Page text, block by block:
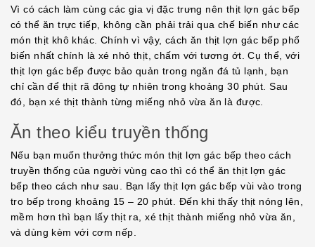
Vì có cách làm cùng các gia vị đặc trưng nên thịt lợn gác bếp
có thể ăn trực tiếp, không cần phải trải qua chế biến như các
món thịt khô khác. Chính vì vậy, cách ăn thịt lợn gác bếp phổ
biến nhất chính là xé nhỏ thịt, chấm với tương ớt. Cụ thể, với
thịt lợn gác bếp được bảo quản trong ngăn đá tủ lạnh, bạn
chỉ cần để thịt rã đông tự nhiên trong khoảng 30 phút. Sau
đó, bạn xé thịt thành từng miếng nhỏ vừa ăn là được.
Ăn theo kiểu truyền thống
Nếu bạn muốn thưởng thức món thịt lợn gác bếp theo cách
truyền thống của người vùng cao thì có thể ăn thịt lợn gác
bếp theo cách như sau. Bạn lấy thịt lợn gác bếp vùi vào trong
tro bếp trong khoảng 15 – 20 phút. Đến khi thấy thịt nóng lên,
mềm hơn thì bạn lấy thịt ra, xé thịt thành miếng nhỏ vừa ăn,
và dùng kèm với cơm nếp.